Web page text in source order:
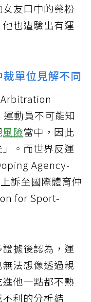
友口中的藥粉
也遭驗出有運
單位見解不同
動員不可能知
風險當中，因此
。而世界反運
Agency-
訴至國際體育仲
for Sport-
據後認為，運
法想像透過親
他一點都不熟
利的分析結